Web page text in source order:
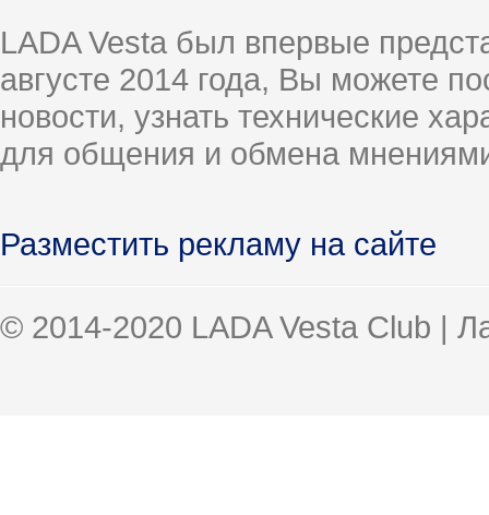
LADA Vesta был впервые
августе 2014 года, Вы можете
новости, узнать технические
для общения и обмена
Разместить рекламу на сайте
© 2014-2020 LADA Vesta Club |